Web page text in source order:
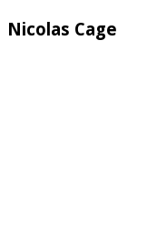
Nicolas Cage